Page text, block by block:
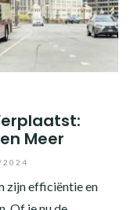
Meer
zijn efficiëntie en